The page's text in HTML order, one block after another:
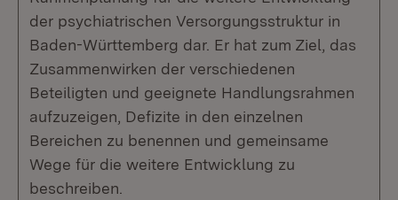
der psychiatrischen Versorgungsstruktur in
Baden-Württemberg dar. Er hat zum Ziel, das
Zusammenwirken der verschiedenen
Beteiligten und geeignete Handlungsrahmen
aufzuzeigen, Defizite in den einzelnen
Bereichen zu benennen und gemeinsame
Wege für die weitere Entwicklung zu
beschreiben.